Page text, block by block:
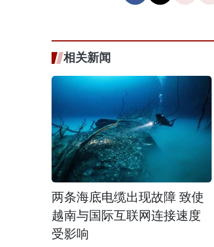
相关新闻
两条海底电缆出现故障 致使
越南与国际互联网连接速度
受影响